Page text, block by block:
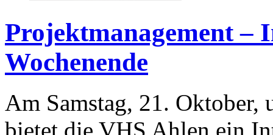
Projektmanagement –
Wochenende
Am Samstag, 21. Oktober,